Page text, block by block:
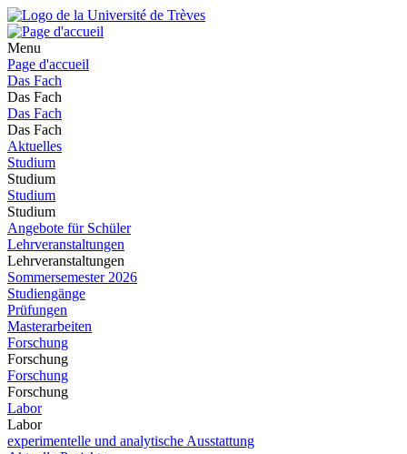
Menu
Page d'accueil
Das Fach
Das Fach
Das Fach
Das Fach
Aktuelles
Studium
Studium
Studium
Studium
Angebote für Schüler
Lehrveranstaltungen
Lehrveranstaltungen
Sommersemester 2026
Studiengänge
Prüfungen
Masterarbeiten
Forschung
Forschung
Forschung
Forschung
Labor
Labor
experimentelle und analytische Ausstattung